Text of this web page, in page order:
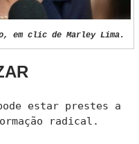
em clic de Marley Lima.
estar prestes a
radical.